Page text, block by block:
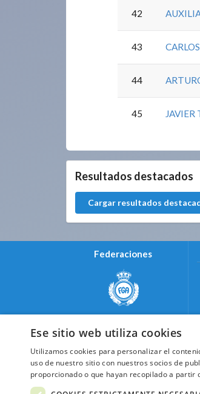
42
43
44
45 JAVIER
Resultados destacados
Cargar resultados
Federaciones
Real Federación Andaluza de
Golf
Federación de Golf de Madrid
Ese sitio web utiliza cookies
Utilizamos cookies para personalizar el
uso de nuestro sitio con nuestros socios de
proporcionado o que hayan recopilado a partir